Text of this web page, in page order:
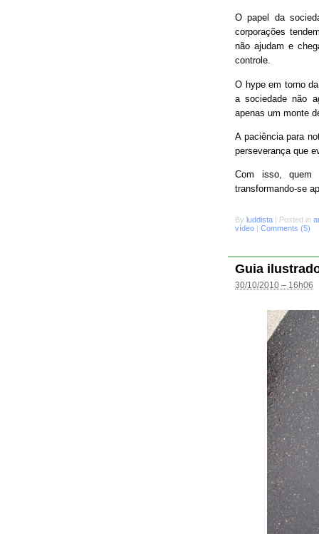
O papel da
corporações
não ajudam e
controle.
O hype em torno
a sociedade não
apenas um monte
A paciência para
perseverança que
Com isso, quem
transformando-se
By luddista | Posted in
vídeo | Comments (5)
Guia
30/10/2010 – 16h06